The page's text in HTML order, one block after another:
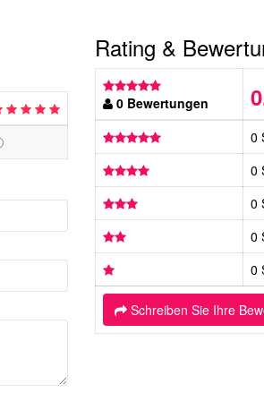
Rating &
0 Bewertungen
0
0
0
0
0
Schreiben Sie Ihre